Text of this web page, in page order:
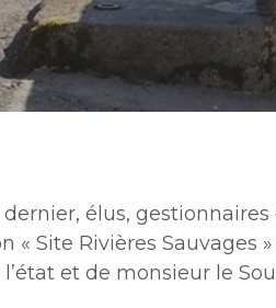
une recherche ou ESC
dernier, élus,
« Site Rivières Sauvages
et de monsieur le